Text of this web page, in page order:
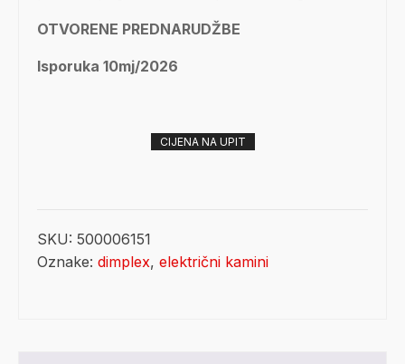
OTVORENE PREDNARUDŽBE
Isporuka 10mj/2026
CIJENA NA UPIT
SKU: 500006151
Oznake: dimplex, električni kamini